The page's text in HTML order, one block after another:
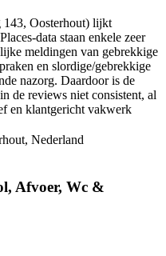
143, Oosterhout) lijkt
data staan enkele zeer
meldingen van gebrekkige
en slordige/gebrekkige
nazorg. Daardoor is de
de reviews niet consistent, al
en klantgericht vakwerk
Nederland
Afvoer, Wc &